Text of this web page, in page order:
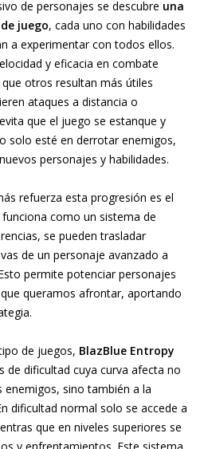
de personajes se descubre una
juego, cada uno con habilidades
a experimentar con todos ellos.
y eficacia en combate
otros resultan más útiles
ataques a distancia o
que el juego se estanque y
solo esté en derrotar enemigos,
personajes y habilidades.
refuerza esta progresión es el
funciona como un sistema de
se pueden trasladar
de un personaje avanzado a
permite potenciar personajes
queramos afrontar, aportando
de juegos, BlazBlue Entropy
de dificultad cuya curva afecta no
enemigos, sino también a la
dificultad normal solo se accede a
que en niveles superiores se